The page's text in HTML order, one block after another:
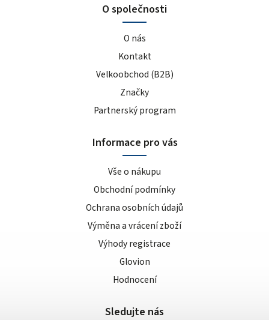
O společnosti
O nás
Kontakt
Velkoobchod (B2B)
Značky
Partnerský program
Informace pro vás
Vše o nákupu
Obchodní podmínky
Ochrana osobních údajů
Výměna a vrácení zboží
Výhody registrace
Glovion
Hodnocení
Sledujte nás